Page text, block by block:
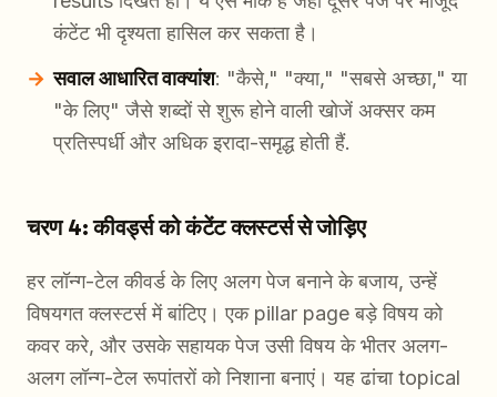
कंटेंट भी दृश्यता हासिल कर सकता है।
सवाल आधारित वाक्यांश: "कैसे," "क्या," "सबसे अच्छा," या
"के लिए" जैसे शब्दों से शुरू होने वाली खोजें अक्सर कम
प्रतिस्पर्धी और अधिक इरादा-समृद्ध होती हैं.
चरण 4: कीवर्ड्स को कंटेंट क्लस्टर्स से जोड़िए
हर लॉन्ग-टेल कीवर्ड के लिए अलग पेज बनाने के बजाय, उन्हें
विषयगत क्लस्टर्स में बांटिए। एक pillar page बड़े विषय को
कवर करे, और उसके सहायक पेज उसी विषय के भीतर अलग-
अलग लॉन्ग-टेल रूपांतरों को निशाना बनाएं। यह ढांचा topical